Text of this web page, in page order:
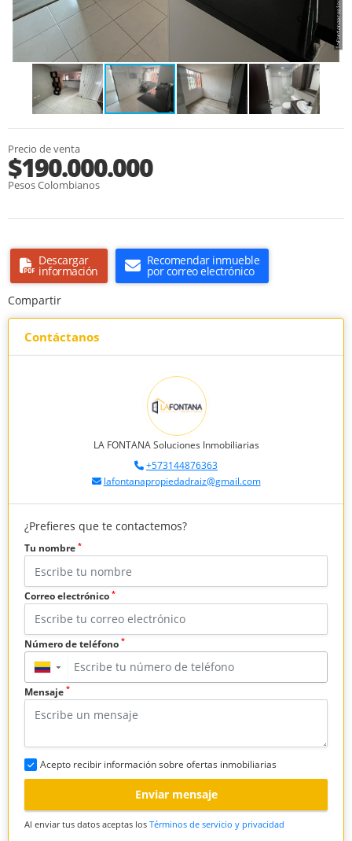
Precio de venta
$190.000.000
Pesos Colombianos
Descargar
información
Recomendar inmueble
por correo electrónico
Compartir
Contáctanos
LA FONTANA Soluciones Inmobiliarias
+573144876363
lafontanapropiedadraiz@gmail.com
¿Prefieres que te contactemos?
Tu nombre *
Correo electrónico *
Número de teléfono *
▼
Mensaje *
Acepto recibir información sobre ofertas inmobiliarias
Enviar mensaje
Al enviar tus datos aceptas los Términos de servicio y privacidad